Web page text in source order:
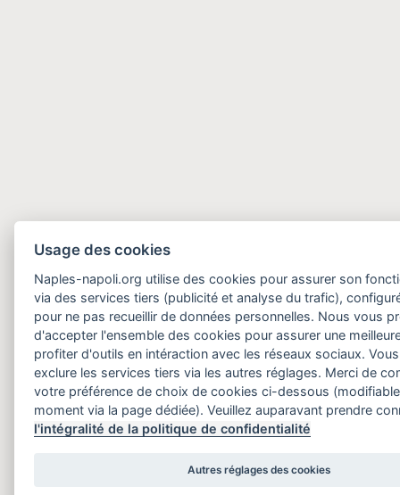
Usage des cookies
Naples-napoli.org utilise des cookies pour assurer son
via des services tiers (publicité et analyse du trafic),
pour ne pas recueillir de données personnelles. Nous vous
d'accepter l'ensemble des cookies pour assurer une
profiter d'outils en intéraction avec les réseaux sociaux.
exclure les services tiers via les autres réglages. Merci de
votre préférence de choix de cookies ci-dessous
moment via la page dédiée). Veuillez auparavant prendre
l'intégralité de la politique de confidentialité
Autres réglages des cookies